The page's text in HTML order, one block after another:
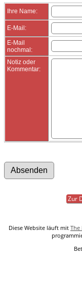
Ihre Name:
E-Mail:
E-Mail
nochmal:
Notiz oder
Kommentar:
Zur
Diese Website läuft mit The